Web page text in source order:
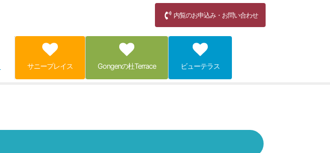
内覧のお申込み・お問い合わせ
サニープレイス Gongenの杜Terrace ビューテラス